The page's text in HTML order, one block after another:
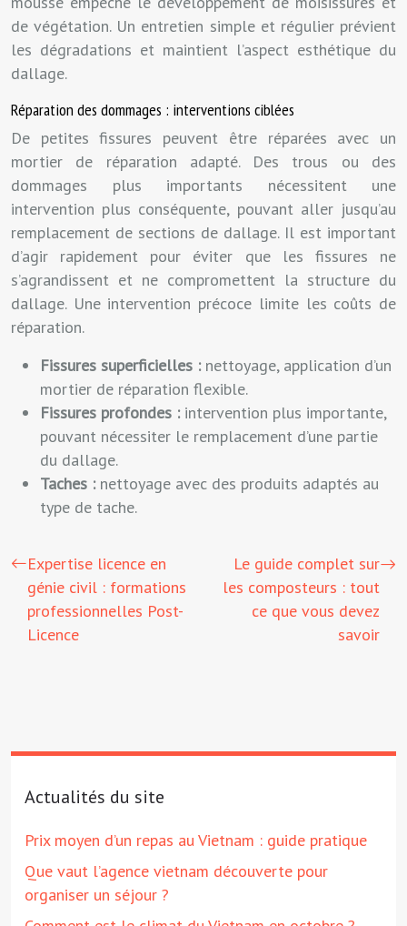
de végétation. Un entretien simple et régulier prévient
les dégradations et maintient l’aspect esthétique du
dallage.
Réparation des dommages : interventions ciblées
De petites fissures peuvent être réparées avec un
mortier de réparation adapté. Des trous ou des
dommages plus importants nécessitent une
intervention plus conséquente, pouvant aller jusqu’au
remplacement de sections de dallage. Il est important
d’agir rapidement pour éviter que les fissures ne
s’agrandissent et ne compromettent la structure du
dallage. Une intervention précoce limite les coûts de
réparation.
Fissures superficielles : nettoyage, application d’un
mortier de réparation flexible.
Fissures profondes : intervention plus importante,
pouvant nécessiter le remplacement d’une partie
du dallage.
Taches : nettoyage avec des produits adaptés au
type de tache.
Expertise licence en
génie civil : formations
professionnelles Post-
Licence
Le guide complet sur
les composteurs : tout
ce que vous devez
savoir
Actualités du site
Prix moyen d’un repas au Vietnam : guide pratique
Que vaut l’agence vietnam découverte pour
organiser un séjour ?